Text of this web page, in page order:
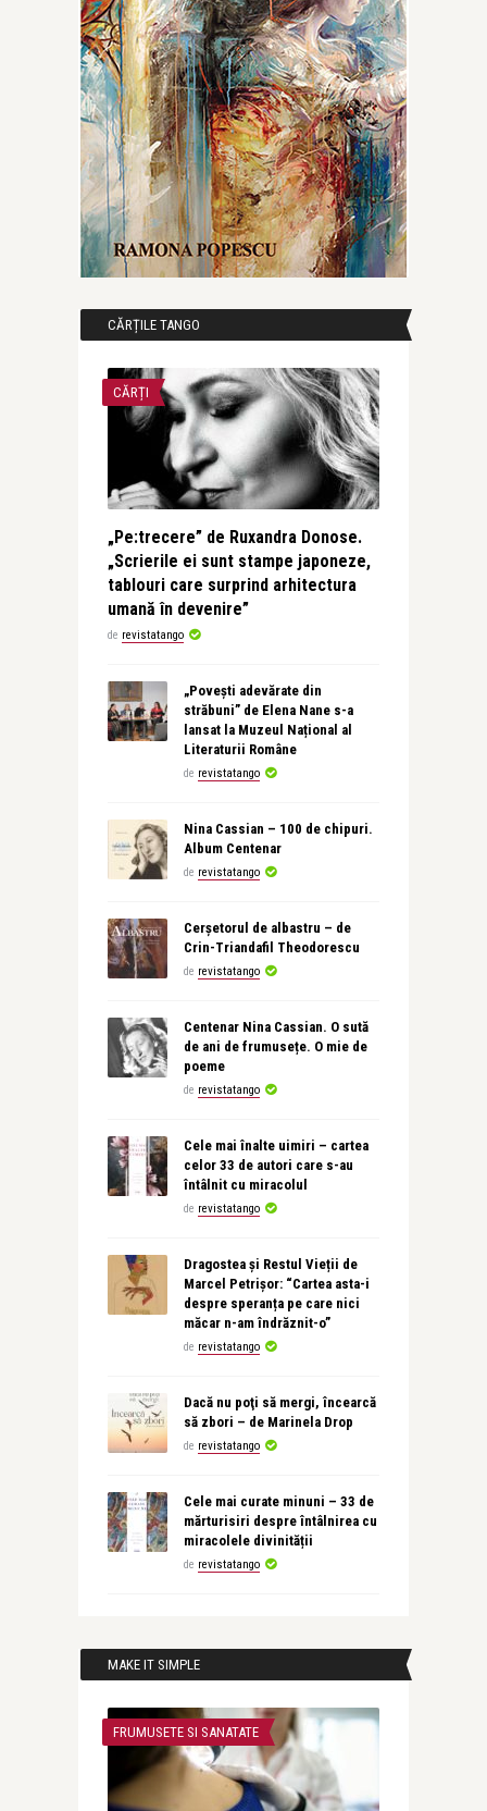
CĂRȚILE TANGO
CĂRȚI
„Pe:trecere” de Ruxandra Donose.
„Scrierile ei sunt stampe japoneze,
tablouri care surprind arhitectura
umană în devenire”
de revistatango
„Povești adevărate din
străbuni” de Elena Nane s-a
lansat la Muzeul Național al
Literaturii Române
de revistatango
Nina Cassian – 100 de chipuri.
Album Centenar
de revistatango
Cerșetorul de albastru – de
Crin-Triandafil Theodorescu
de revistatango
Centenar Nina Cassian. O sută
de ani de frumusețe. O mie de
poeme
de revistatango
Cele mai înalte uimiri – cartea
celor 33 de autori care s-au
întâlnit cu miracolul
de revistatango
Dragostea și Restul Vieții de
Marcel Petrișor: “Cartea asta-i
despre speranța pe care nici
măcar n-am îndrăznit-o”
de revistatango
Dacă nu poţi să mergi, încearcă
să zbori – de Marinela Drop
de revistatango
Cele mai curate minuni – 33 de
mărturisiri despre întâlnirea cu
miracolele divinității
de revistatango
MAKE IT SIMPLE
FRUMUSETE SI SANATATE